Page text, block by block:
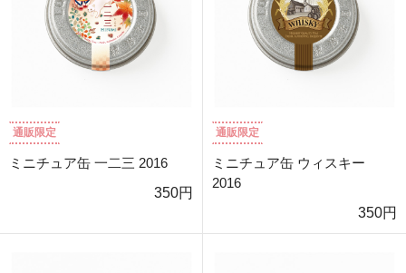
通販限定
ミニチュア缶 一二三 2016
350円
通販限定
ミニチュア缶 ウィスキー
2016
350円